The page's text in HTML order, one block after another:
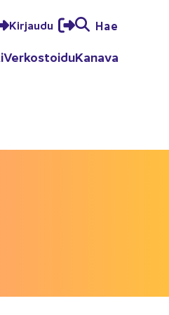
Kir­jau­du Hae
Ver­kos­toi­duKa­na­va